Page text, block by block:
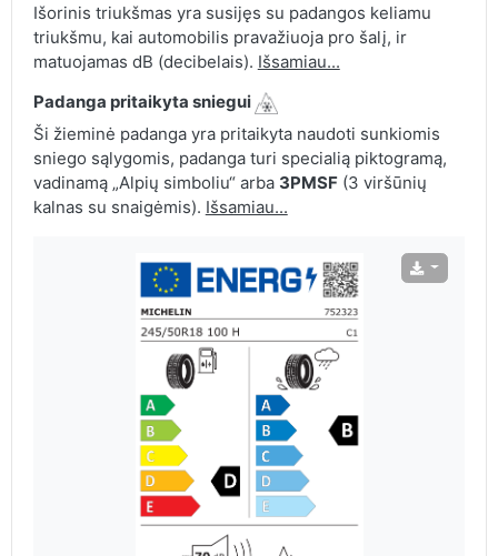
Išorinis triukšmas yra susijęs su padangos keliamu
triukšmu, kai automobilis pravažiuoja pro šalį, ir
matuojamas dB (decibelais). Išsamiau...
Padanga pritaikyta sniegui
Ši žieminė padanga yra pritaikyta naudoti sunkiomis
sniego sąlygomis, padanga turi specialią piktogramą,
vadinamą „Alpių simboliu“ arba 3PMSF(3 viršūnių
kalnas su snaigėmis). Išsamiau...